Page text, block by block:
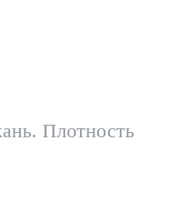
Плотность